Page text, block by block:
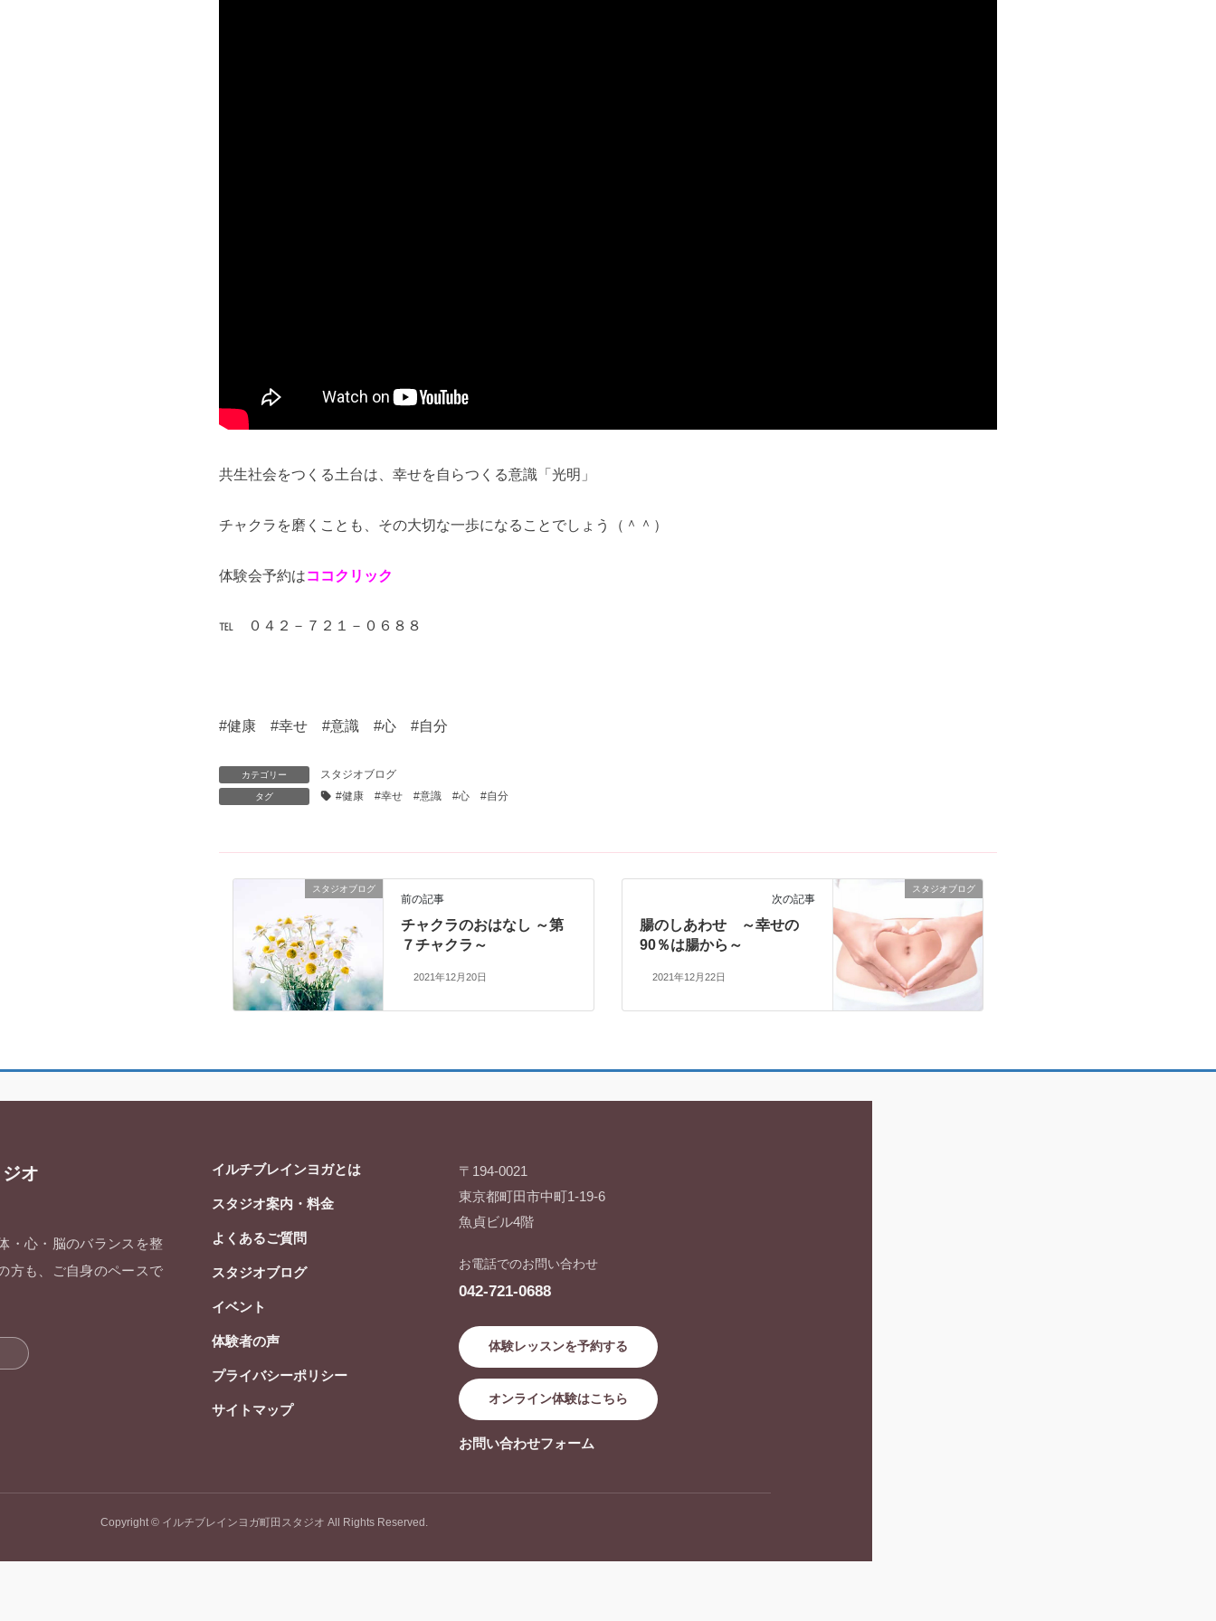
共生社会をつくる土台は、幸せを自らつくる意識「光明」
チャクラを磨くことも、その大切な一歩になることでしょう（＾＾）
体験会予約はココクリック
℡ ０４２－７２１－０６８８
#健康 #幸せ #意識 #心 #自分
カテゴリー スタジオブログ
タグ #健康 #幸せ #意識 #心 #自分
スタジオブログ
前の記事
チャクラのおはなし ～第
７チャクラ～
2021年12月20日
スタジオブログ
次の記事
腸のしあわせ ～幸せの
90％は腸から～
2021年12月22日
オ
・心・脳のバランスを整
方も、ご自身のペースで
イルチブレインヨガとは
スタジオ案内・料金
よくあるご質問
スタジオブログ
イベント
体験者の声
プライバシーポリシー
サイトマップ
〒194-0021
東京都町田市中町1-19-6
魚貞ビル4階
お電話でのお問い合わせ
042-721-0688
体験レッスンを予約する
オンライン体験はこちら
お問い合わせフォーム
Copyright © イルチブレインヨガ町田スタジオ All Rights Reserved.